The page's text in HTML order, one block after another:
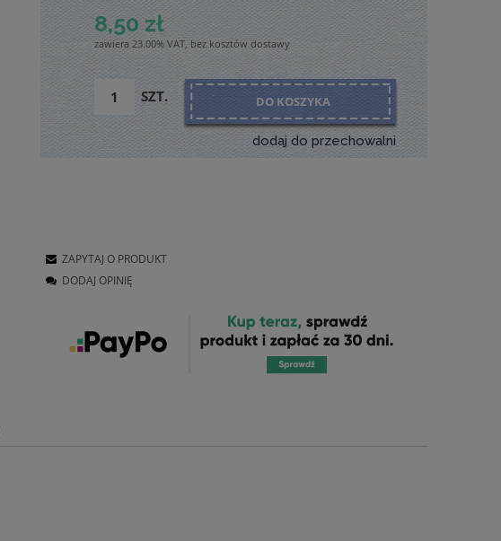
8,50 zł
zawiera 23.00% VAT, bez kosztów dostawy
SZT. DO KOSZYKA
dodaj do przechowalni
ZAPYTAJ O PRODUKT
DODAJ OPINIĘ